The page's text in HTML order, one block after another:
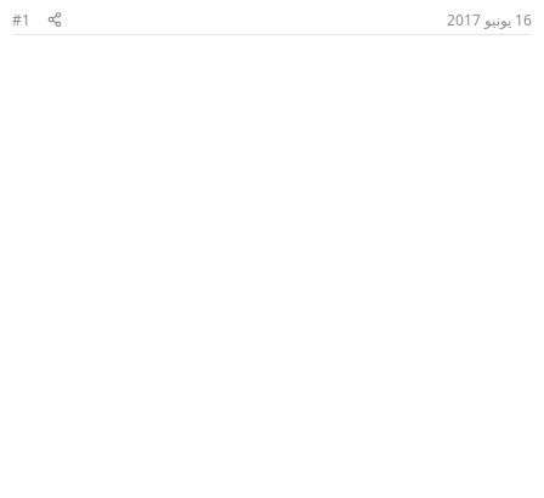
16 يونيو 2017 #1